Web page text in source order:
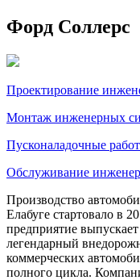
Форд Соллерс
Проектирование
Монтаж инженерных
Пусконаладочные
Обслуживание
Производство
Елабуге стартовало в
предприятие
легендарный
коммерческих
полного цикла.